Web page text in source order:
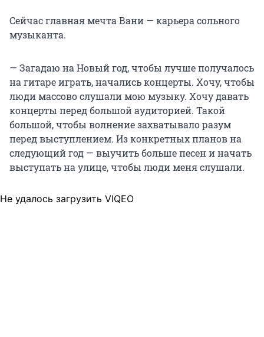
Сейчас главная мечта Вани — карьера сольного
музыканта.
— Загадаю на Новый год, чтобы лучше получалось
на гитаре играть, начались концерты. Хочу, чтобы
люди массово слушали мою музыку. Хочу давать
концерты перед большой аудиторией. Такой
большой, чтобы волнение захватывало разум
перед выступлением. Из конкретных планов на
следующий год — выучить больше песен и начать
выступать на улице, чтобы люди меня слушали.
Не удалось загрузить VIQEO